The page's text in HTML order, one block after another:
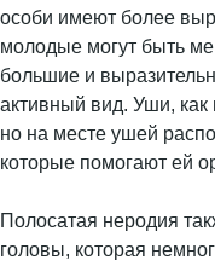
особи имеют более
молодые могут быть
большие и
активный вид. Уши, как
но на месте ушей
которые помогают ей
Полосатая неродия
головы, которая